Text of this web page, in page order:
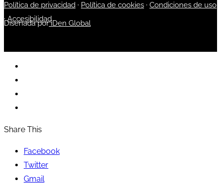
Política de privacidad · Política de cookies · Condiciones de uso
·Accesibilidad
Diseñada poriDen Global
Share This
Facebook
Twitter
Gmail